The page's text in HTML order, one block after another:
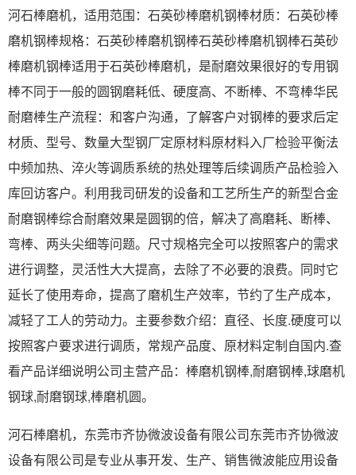
河石棒磨机，适用范围：石英砂棒磨机钢棒材质：石英砂棒
磨机钢棒规格：石英砂棒磨机钢棒石英砂棒磨机钢棒石英砂
棒磨机钢棒适用于石英砂棒磨机，是耐磨效果很好的专用钢
棒不同于一般的圆钢磨耗低、硬度高、不断棒、不弯棒华民
耐磨棒生产流程：和客户沟通，了解客户对钢棒的要求后定
材质、型号、数量大型钢厂定原材料原材料入厂检验平衡法
中频加热、淬火等调质系统的热处理等后续调质产品检验入
库回访客户。利用我司研发的设备和工艺所生产的新型合金
耐磨钢棒综合耐磨效果是圆钢的倍，解决了高磨耗、断棒、
弯棒、两头尖细等问题。尺寸规格完全可以按照客户的需求
进行调整，灵活性大大提高，去除了不必要的浪费。同时它
延长了使用寿命，提高了磨机生产效率，节约了生产成本，
减轻了工人的劳动力。主要参数介绍：直径、长度.硬度可以
按照客户要求进行调质，常规产品度、原材料定制自国内.查
看产品详细说明公司主营产品：棒磨机钢棒,耐磨钢棒,球磨机
钢球,耐磨钢球,棒磨机圆。
河石棒磨机，东莞市齐协微波设备有限公司东莞市齐协微波
设备有限公司是专业从事开发、生产、销售微波能应用设备